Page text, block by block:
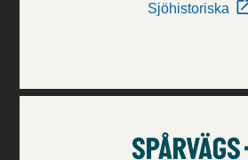
Sjöhistoriska